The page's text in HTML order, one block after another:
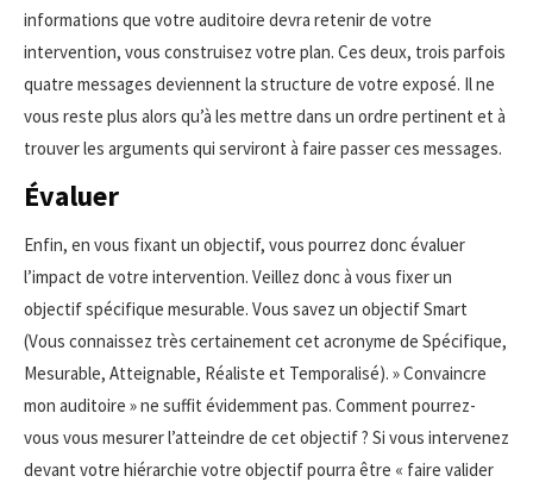
informations que votre auditoire devra retenir de votre
intervention, vous construisez votre plan. Ces deux, trois parfois
quatre messages deviennent la structure de votre exposé. Il ne
vous reste plus alors qu’à les mettre dans un ordre pertinent et à
trouver les arguments qui serviront à faire passer ces messages.
Évaluer
Enfin, en vous fixant un objectif, vous pourrez donc évaluer
l’impact de votre intervention. Veillez donc à vous fixer un
objectif spécifique mesurable. Vous savez un objectif Smart
(Vous connaissez très certainement cet acronyme de Spécifique,
Mesurable, Atteignable, Réaliste et Temporalisé). » Convaincre
mon auditoire » ne suffit évidemment pas. Comment pourrez-
vous vous mesurer l’atteindre de cet objectif ? Si vous intervenez
devant votre hiérarchie votre objectif pourra être « faire valider